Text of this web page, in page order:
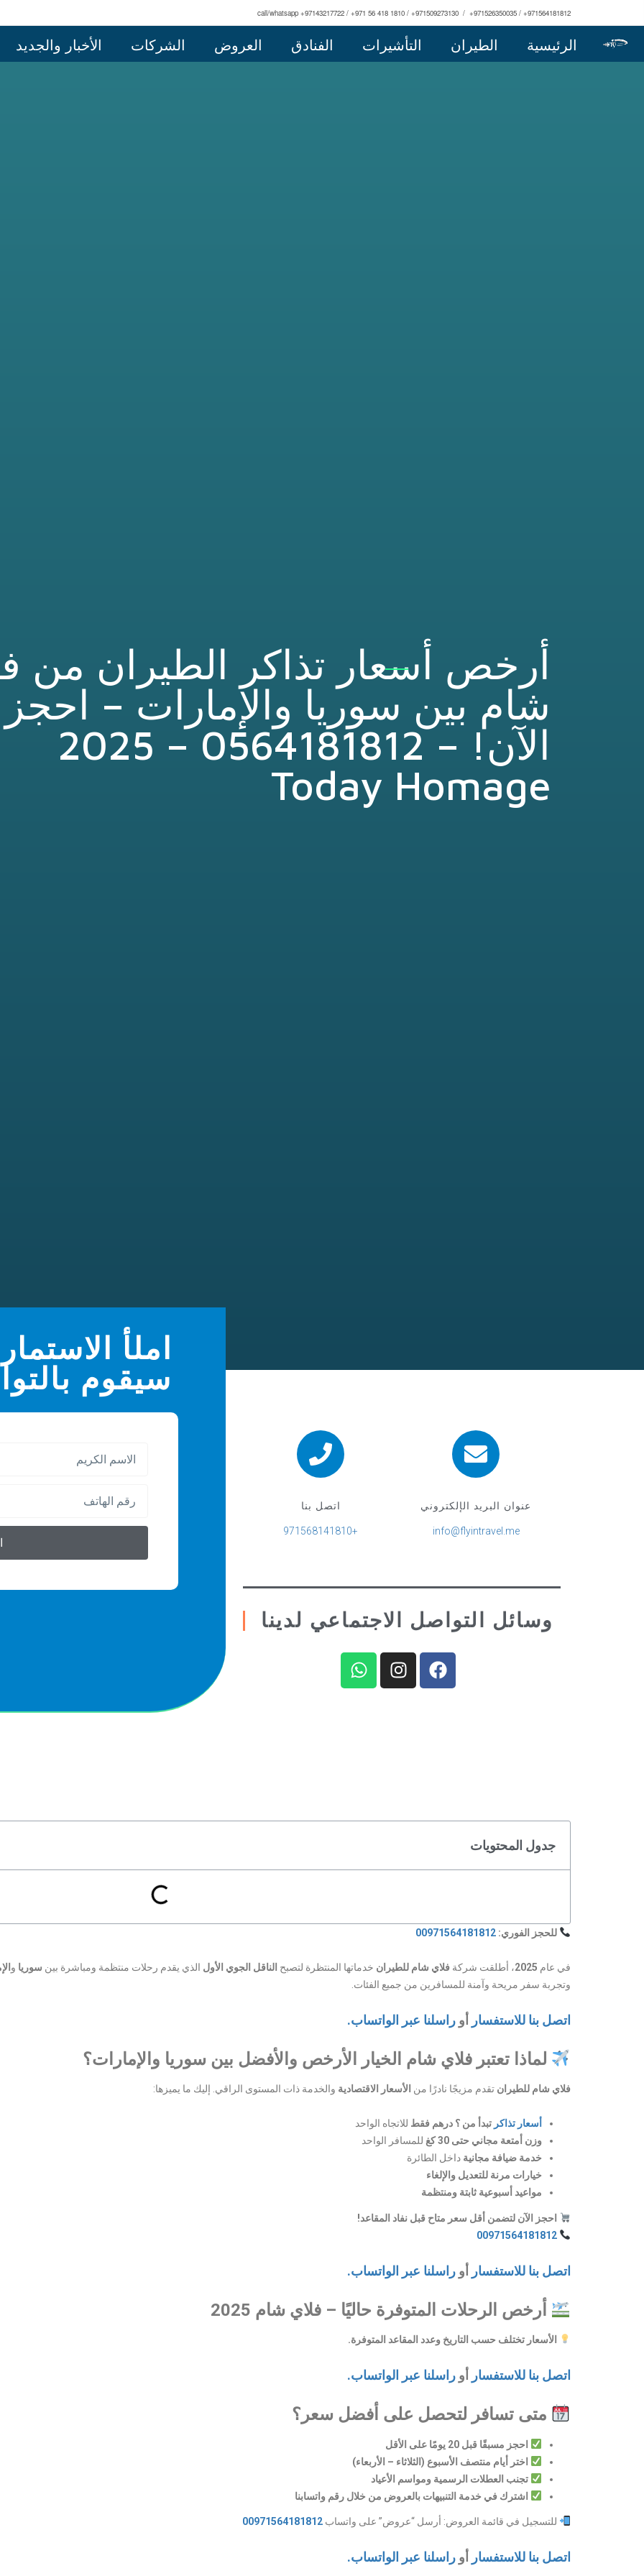
call/whatsapp +97143217722 / +971 56 418 1810 / +971509273130 / +971526350035 / +971564181812
الرئيسية الطيران التأشيرات الفنادق العروض الشركات الأخبار والجديد
أرخص أسعار تذاكر الطيران من
شام بين سوريا والإمارات – احجز
الآن! – 0564181812 – 2025
Today Homage
عنوان البريد الإلكتروني
info@flyintravel.me
اتصل بنا
+971568141810
وسائل التواصل الاجتماعي لدينا
املأ
سيقوم
جدول المحتويات
للحجز الفوري: 00971564181812
في عام 2025، أطلقت شركة فلاي شام للطيران خدماتها المنتظرة لتصبح الناقل الجوي الأول الذي يقدم رحلات منتظمة ومباشرة بين سوريا و
وتجربة سفر مريحة وآمنة للمسافرين من جميع الفئات.
اتصل بنا للاستفسار أو راسلنا عبر الواتساب.
لماذا تعتبر فلاي شام الخيار الأرخص والأفضل بين سوريا والإمارات؟
فلاي شام للطيران تقدم مزيجًا نادرًا من الأسعار الاقتصادية والخدمة ذات المستوى الراقي. إليك ما يميزها:
أسعار تذاكر تبدأ من ؟ درهم فقط للاتجاه الواحد
وزن أمتعة مجاني حتى 30 كغ
للمسافر الواحد
خدمة ضيافة مجانية داخل الطائرة
خيارات مرنة للتعديل والإلغاء
مواعيد أسبوعية ثابتة ومنتظمة
احجز الآن لتضمن أقل سعر متاح قبل نفاد المقاعد!
00971564181812
اتصل بنا للاستفسار أو راسلنا عبر الواتساب.
أرخص الرحلات المتوفرة حاليًا – فلاي شام 2025
الأسعار تختلف حسب التاريخ وعدد المقاعد المتوفرة.
اتصل بنا للاستفسار أو راسلنا عبر الواتساب.
متى تسافر لتحصل على أفضل سعر؟
احجز مسبقًا قبل 20 يومًا على الأقل
اختر أيام منتصف الأسبوع (الثلاثاء – الأربعاء)
تجنب العطلات الرسمية ومواسم الأعياد
اشترك في خدمة التنبيهات بالعروض من خلال رقم واتسابنا
للتسجيل في قائمة العروض: أرسل “عروض” على واتساب 00971564181812
اتصل بنا للاستفسار أو راسلنا عبر الواتساب.